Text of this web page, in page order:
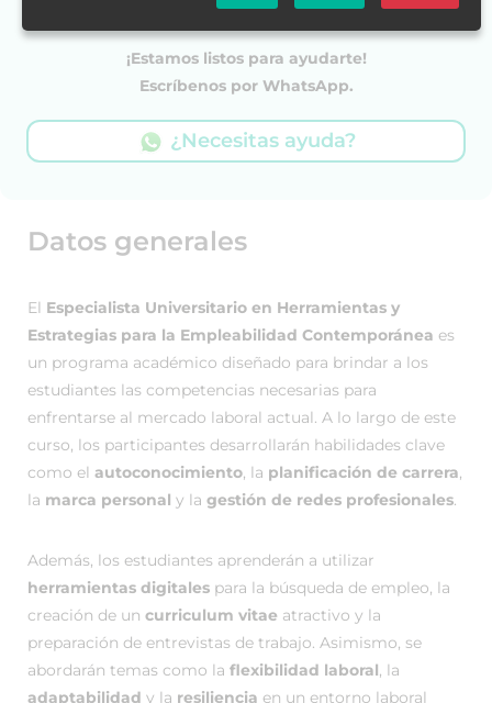
Datos generales
El Especialista Universitario en Herramientas y
Estrategias para la Empleabilidad Contemporánea es
un programa académico diseñado para brindar a los
estudiantes las competencias necesarias para
enfrentarse al mercado laboral actual. A lo largo de este
curso, los participantes desarrollarán habilidades clave
como el autoconocimiento, la planificación de carrera,
la marca personal y la gestión de redes profesionales.
Además, los estudiantes aprenderán a utilizar
herramientas digitales para la búsqueda de empleo, la
creación de un curriculum vitae atractivo y la
preparación de entrevistas de trabajo. Asimismo, se
abordarán temas como la flexibilidad laboral, la
adaptabilidad y la resiliencia en un entorno laboral
¡Estamos listos para ayudarte!
Escríbenos por WhatsApp.
¿Necesitas ayuda?